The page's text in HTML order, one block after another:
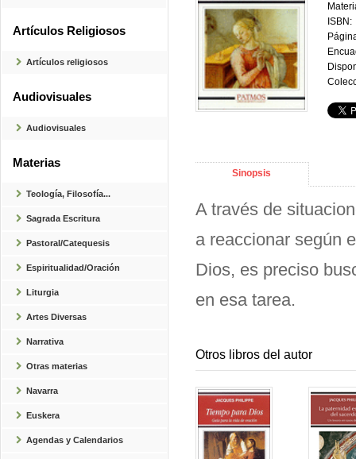
Artículos Religiosos
Artículos religiosos
Audiovisuales
Audiovisuales
Materias
Teología, Filosofía...
Sagrada Escritura
Pastoral/Catequesis
Espiritualidad/Oración
Liturgia
Artes Diversas
Narrativa
Otras materias
Navarra
Euskera
Agendas y Calendarios
ISBN:
Sinopsis
A través de
a reaccionar según
Dios, es preciso
en esa tarea.
Otros libros del autor